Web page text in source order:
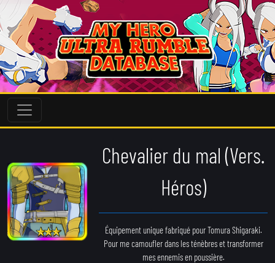
Chevalier du mal (Vers.
Héros)
Équipement unique fabriqué pour Tomura Shigaraki.
Pour me camoufler dans les ténèbres et transformer
mes ennemis en poussière.